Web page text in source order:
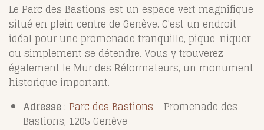
Le Parc des Bastions est un espace vert magnifique
situé en plein centre de Genève. C'est un endroit
idéal pour une promenade tranquille, pique-niquer
ou simplement se détendre. Vous y trouverez
également le Mur des Réformateurs, un monument
historique important.
Adresse : Parc des Bastions - Promenade des
Bastions, 1205 Genève